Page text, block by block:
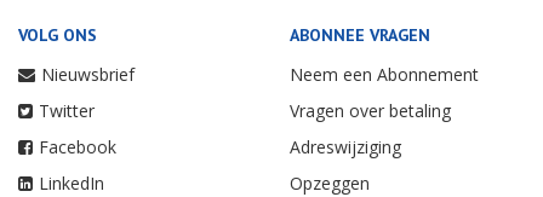
VOLG ONS
Nieuwsbrief
Twitter
Facebook
LinkedIn
ABONNEE VRAGEN
Neem een Abonnement
Vragen over betaling
Adreswijziging
Opzeggen